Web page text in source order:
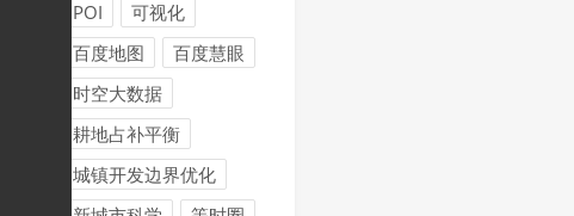
POI
可视化
百度地图
百度慧眼
时空大数据
耕地占补平衡
城镇开发边界优化